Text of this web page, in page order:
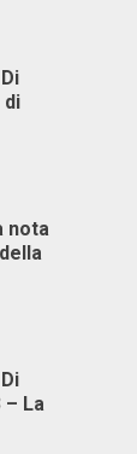
di
nota
– La